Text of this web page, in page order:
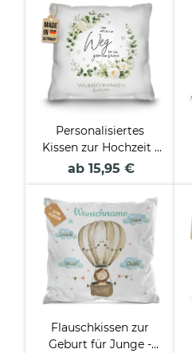
Personalisiertes
Kissen zur Hochzeit -
Gemeinsamer Weg -
verschiedene Farben
ab 15,95 €
Flauschkissen zur
Geburt für Junge -